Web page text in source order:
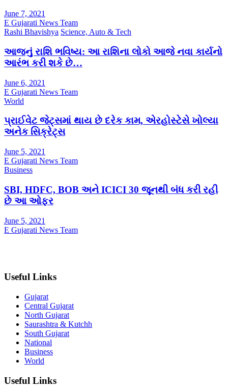
June 7, 2021
E Gujarati News Team
Rashi Bhavishya Science, Auto & Tech
આજનું રાશિ ભવિષ્ય: આ રાશિના લોકો આજે નવા કાર્યનો
આરંભ કરી શકે છે…
June 6, 2021
E Gujarati News Team
World
પ્રાઈવેટ જેટ્સમાં થાય છે દરેક કામ, એરહોસ્ટેસે ખોલ્યા
અનેક સિક્રેટ્સ
June 5, 2021
E Gujarati News Team
Business
SBI, HDFC, BOB અને ICICI 30 જૂનથી બંધ કરી રહી
છે આ ઓફર
June 5, 2021
E Gujarati News Team
Useful Links
Gujarat
Central Gujarat
North Gujarat
Saurashtra & Kutchh
South Gujarat
National
Business
World
Useful Links